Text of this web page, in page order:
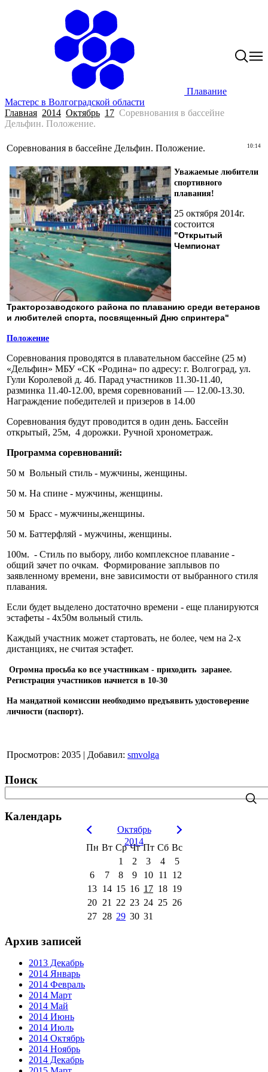
Плавание
Мастерс в Волгоградской области
Главная 2014 Октябрь 17 Соревнования в бассейне
Дельфин. Положение.
10:14
Соревнования в бассейне Дельфин. Положение.
Уважаемые любители
спортивного
плавания!
25 октября 2014г.
состоится
"Открытый
Чемпионат
Тракторозаводского района по плаванию среди ветеранов
и любителей спорта, посвященный Дню спринтера"
Положение
Соревнования проводятся в плавательном бассейне (25 м)
«Дельфин» МБУ «СК «Родина» по адресу: г. Волгоград, ул.
Гули Королевой д. 4б. Парад участников 11.30-11.40,
разминка 11.40-12.00, время соревнований — 12.00-13.30.
Награждение победителей и призеров в 14.00
Соревнования будут проводится в один день. Бассейн
открытый, 25м, 4 дорожки. Ручной хронометраж.
Программа соревнований:
50 м Вольный стиль - мужчины, женщины.
50 м. На спине - мужчины, женщины.
50 м Брасс - мужчины,женщины.
50 м. Баттерфляй - мужчины, женщины.
100м. - Стиль по выбору, либо комплексное плавание -
общий зачет по очкам. Формирование заплывов по
заявленному времени, вне зависимости от выбранного стиля
плавания.
Если будет выделено достаточно времени - еще планируются
эстафеты - 4х50м вольный стиль.
Каждый участник может стартовать, не более, чем на 2-х
дистанциях, не считая эстафет.
Огромна просьба ко все участникам - приходить заранее.
Регистрация участников начнется в 10-30
На мандатной комиссии необходимо предъявить удостоверение
личности (паспорт).
Просмотров: 2035 | Добавил: smvolga
Поиск
Календарь
Октябрь
2014
Пн Вт Ср Чт Пт Сб Вс
1
2 3 4
5
6
7 8 9 10 11 12
13 14 15 16 17 18 19
20 21 22 23 24 25 26
27 28 29 30 31
Архив записей
2013 Декабрь
2014 Январь
2014 Февраль
2014 Март
2014 Май
2014 Июнь
2014 Июль
2014 Октябрь
2014 Ноябрь
2014 Декабрь